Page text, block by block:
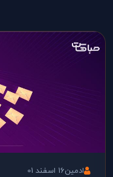
ادمین16 اسفند 01